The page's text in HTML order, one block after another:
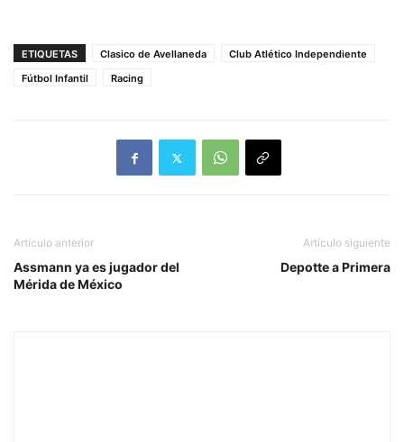
ETIQUETAS Clasico de Avellaneda
Club Atlético Independiente
Fútbol Infantil
Racing
Artículo anterior
Assmann ya es jugador del
Mérida de México
Artículo siguiente
Depotte a Primera